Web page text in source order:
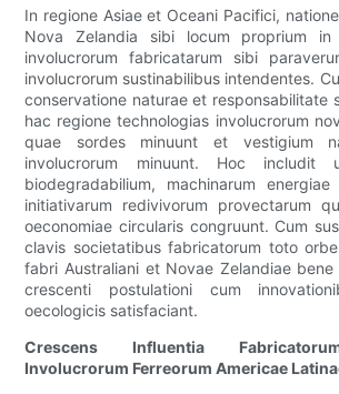
In regione Asiae et Oceani Pacifici,
Nova Zelandia sibi locum proprium in
involucrorum fabricatarum sibi
involucrorum sustinabilibus intendentes.
conservatione naturae et responsabilitate
hac regione technologias involucrorum
quae sordes minuunt et vestigium
involucrorum minuunt. Hoc includit
biodegradabilium, machinarum
initiativarum redivivorum provectarum
oeconomiae circularis congruunt. Cum
clavis societatibus fabricatorum toto
fabri Australiani et Novae Zelandiae
crescenti postulationi cum
oecologicis satisfaciant.
Crescens Influentia
Involucrorum Ferreorum Americae